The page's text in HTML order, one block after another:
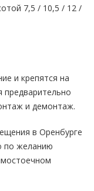
7,5 / 10,5 / 12 /
и крепятся на
предварительно
и демонтаж.
в Оренбурге
по желанию